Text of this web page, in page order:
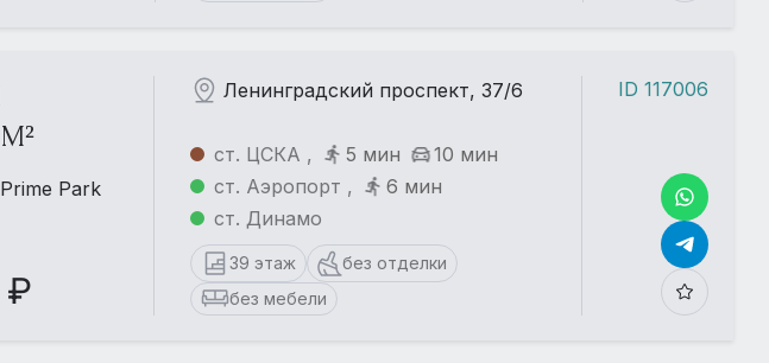
Park
₽
Ленинградский проспект, 37/6
ст. ЦСКА , 5 мин
10 мин
ст. Аэропорт ,
6 мин
ст. Динамо
39 этаж
без отделки
без мебели
ID 117006